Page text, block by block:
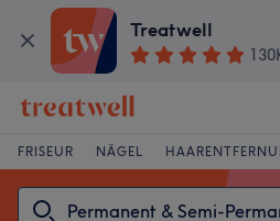
Treatwell
FRISEUR NÄGEL